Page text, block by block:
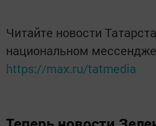
Читайте новости
национальном
https://max.ru/tatmedia